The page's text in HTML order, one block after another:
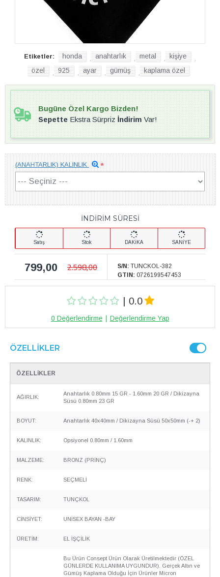
Etiketler: honda anahtarlık metal kişiye
özel 925 ayar gümüş kaplama özel
| 0.0
0 Değerlendirme Değerlendirme Yap
İNDİRİM SÜRESİ
Satış Stok DAKİKA SANİYE
799,00 2.598,00 S/N: TUNCKOL-382
GTIN: 0726199547453
(ANAHTARLIK) KALINLIK
Bugüne Özel Kargo Bizden!
SepetteEkstra SürprizİndirimVar!
ÖZELLIKLER
ÖZELLİKLER
AĞIRLIK:
Anahtarlık 0.80mm 15 GR - 1.60mm 20 GR / Dikizayna
Süsü 0.80mm 23 GR
BOYUT: Anahtarlık 40x40mm / Dikizayna Süsü 50x50mm (-+ 2)
KALINLIK: Opsiyonel 0.80mm / 1.60mm
MALZEME: BRONZ (PRİNÇ)
RENK: SEÇMELİ
TASARIM: TUNÇKOL
CİNSİYET: UNİSEX BAYAN -BAY
ÜRETİM: EL İŞÇİLİK
Bu Ürün Consept Ürün Olarak Üretilmektedir (ÖZEL
GÜNLERDE KULLANIMA UYGUNDUR). Gerçek Altın ve
Gümüş Kaplama Olduğu İçin Ürünler Micron